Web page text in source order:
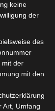
und
Die
über
keine
der
des
mit der
mit den
Art, Umfang